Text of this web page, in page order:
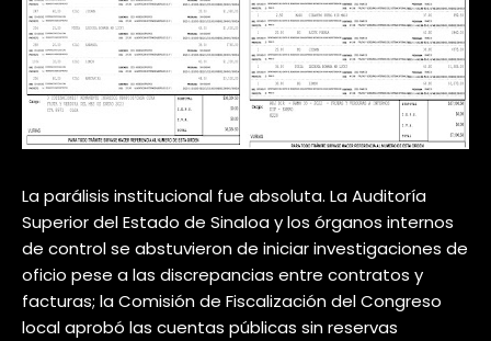
La parálisis institucional fue absoluta. La Auditoría
Superior del Estado de Sinaloa y los órganos internos
de control se abstuvieron de iniciar investigaciones de
oficio pese a las discrepancias entre contratos y
facturas; la Comisión de Fiscalización del Congreso
local aprobó las cuentas públicas sin reservas